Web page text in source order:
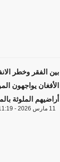
بين الفقر وخطر
الأفغان يواجهون
أراضيهم الملوثة
11 مارس 2026 - 11:19